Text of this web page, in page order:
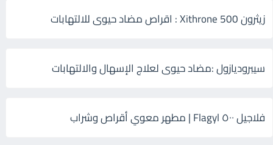
زيثرون 500 Xithrone : اقراص مضاد حيوى للالتهابات
سيبروديازول :مضاد حيوى لعلاج الإسهال والالتهابات
فلاجيل ٥٠٠ Flagyl | مطهر معوي أقراص وشراب